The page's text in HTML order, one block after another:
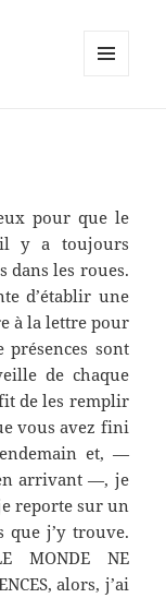
pour que le
il y a toujours
dans les roues.
d’établir une
à la lettre pour
sont
de chaque
de les remplir
vous avez fini
et, —
arrivant —, je
reporte sur un
que j’y trouve.
MONDE NE
alors, j’ai